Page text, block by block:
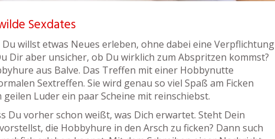
Sexdates
willst etwas Neues erleben, ohne dabei eine Verpflichtung
Dir aber unsicher, ob Du wirklich zum Abspritzen kommst?
aus Balve. Das Treffen mit einer Hobbynutte
Sextreffen. Sie wird genau so viel Spaß am Ficken
Luder ein paar Scheine mit reinschiebst.
Du vorher schon weißt, was Dich erwartet. Steht Dein
die Hobbyhure in den Arsch zu ficken? Dann such